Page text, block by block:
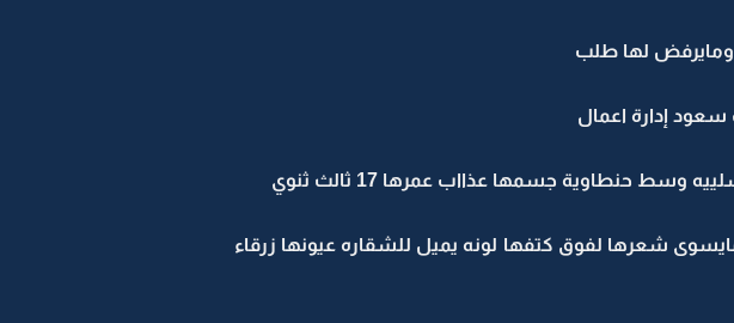
حنطاوية جسمها عذااب عمرها 17 ثالث ثنوي
شعرها لفوق كتفها لونه يميل للشقاره عيونها زرقاء